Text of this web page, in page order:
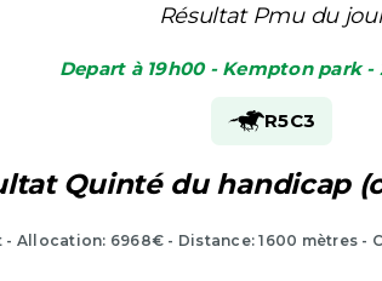
Résultat Pmu du
Depart à 19h00 - Kempton park -
R5C3
Quinté du handicap
- Allocation: 6968€ - Distance: 1600 mètres -